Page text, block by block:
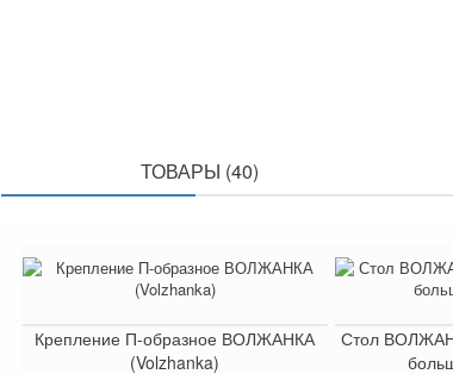
ТОВАРЫ (40)
Крепление П-образное ВОЛЖАНКА
(Volzhanka)
Стол